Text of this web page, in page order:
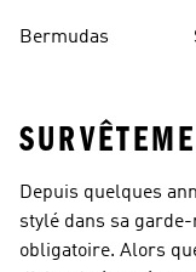
Bermudas
Depuis quelques
stylé dans sa
obligatoire. Alors